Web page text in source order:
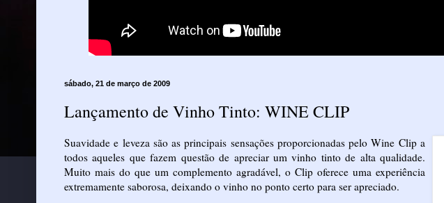
sábado, 21 de março de 2009
Lançamento de Vinho Tinto: WINE CLIP
Suavidade e leveza são as principais sensações proporcionadas pelo Wine Clip a
todos aqueles que fazem questão de apreciar um vinho tinto de alta qualidade.
Muito mais do que um complemento agradável, o Clip oferece uma experiência
extremamente saborosa, deixando o vinho no ponto certo para ser apreciado.